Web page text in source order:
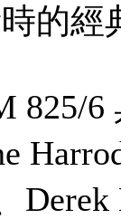
的經
825/